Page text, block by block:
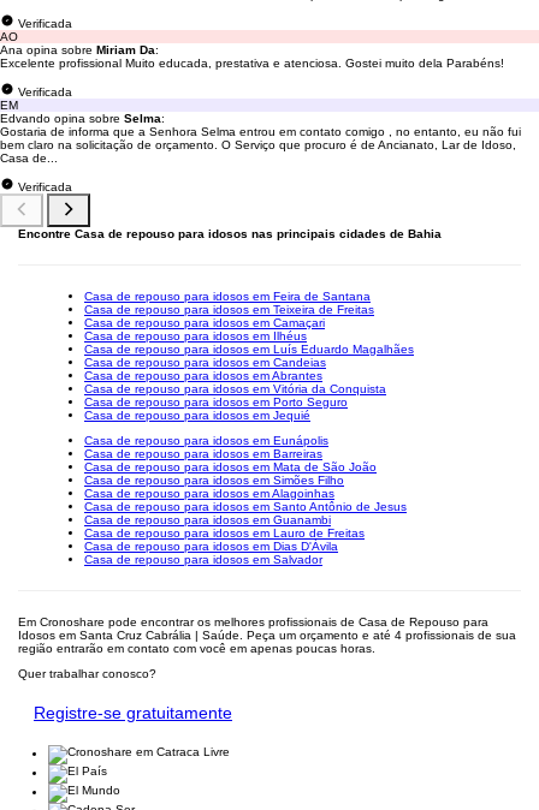
Verificada
AO
Ana opina sobre Miriam Da:
Excelente profissional Muito educada, prestativa e atenciosa. Gostei muito dela Parabéns!
Verificada
EM
Edvando opina sobre Selma:
Gostaria de informa que a Senhora Selma entrou em contato comigo , no entanto, eu não fui
bem claro na solicitação de orçamento. O Serviço que procuro é de Ancianato, Lar de Idoso,
Casa de...
Verificada
Encontre Casa de repouso para idosos nas principais cidades de Bahia
Casa de repouso para idosos em Feira de Santana
Casa de repouso para idosos em Teixeira de Freitas
Casa de repouso para idosos em Camaçari
Casa de repouso para idosos em Ilhéus
Casa de repouso para idosos em Luís Eduardo Magalhães
Casa de repouso para idosos em Candeias
Casa de repouso para idosos em Abrantes
Casa de repouso para idosos em Vitória da Conquista
Casa de repouso para idosos em Porto Seguro
Casa de repouso para idosos em Jequié
Casa de repouso para idosos em Eunápolis
Casa de repouso para idosos em Barreiras
Casa de repouso para idosos em Mata de São João
Casa de repouso para idosos em Simões Filho
Casa de repouso para idosos em Alagoinhas
Casa de repouso para idosos em Santo Antônio de Jesus
Casa de repouso para idosos em Guanambi
Casa de repouso para idosos em Lauro de Freitas
Casa de repouso para idosos em Dias D'Ávila
Casa de repouso para idosos em Salvador
Em Cronoshare pode encontrar os melhores profissionais de Casa de Repouso para
Idosos em Santa Cruz Cabrália | Saúde. Peça um orçamento e até 4 profissionais de sua
região entrarão em contato com você em apenas poucas horas.
Quer trabalhar conosco?
Registre-se gratuitamente